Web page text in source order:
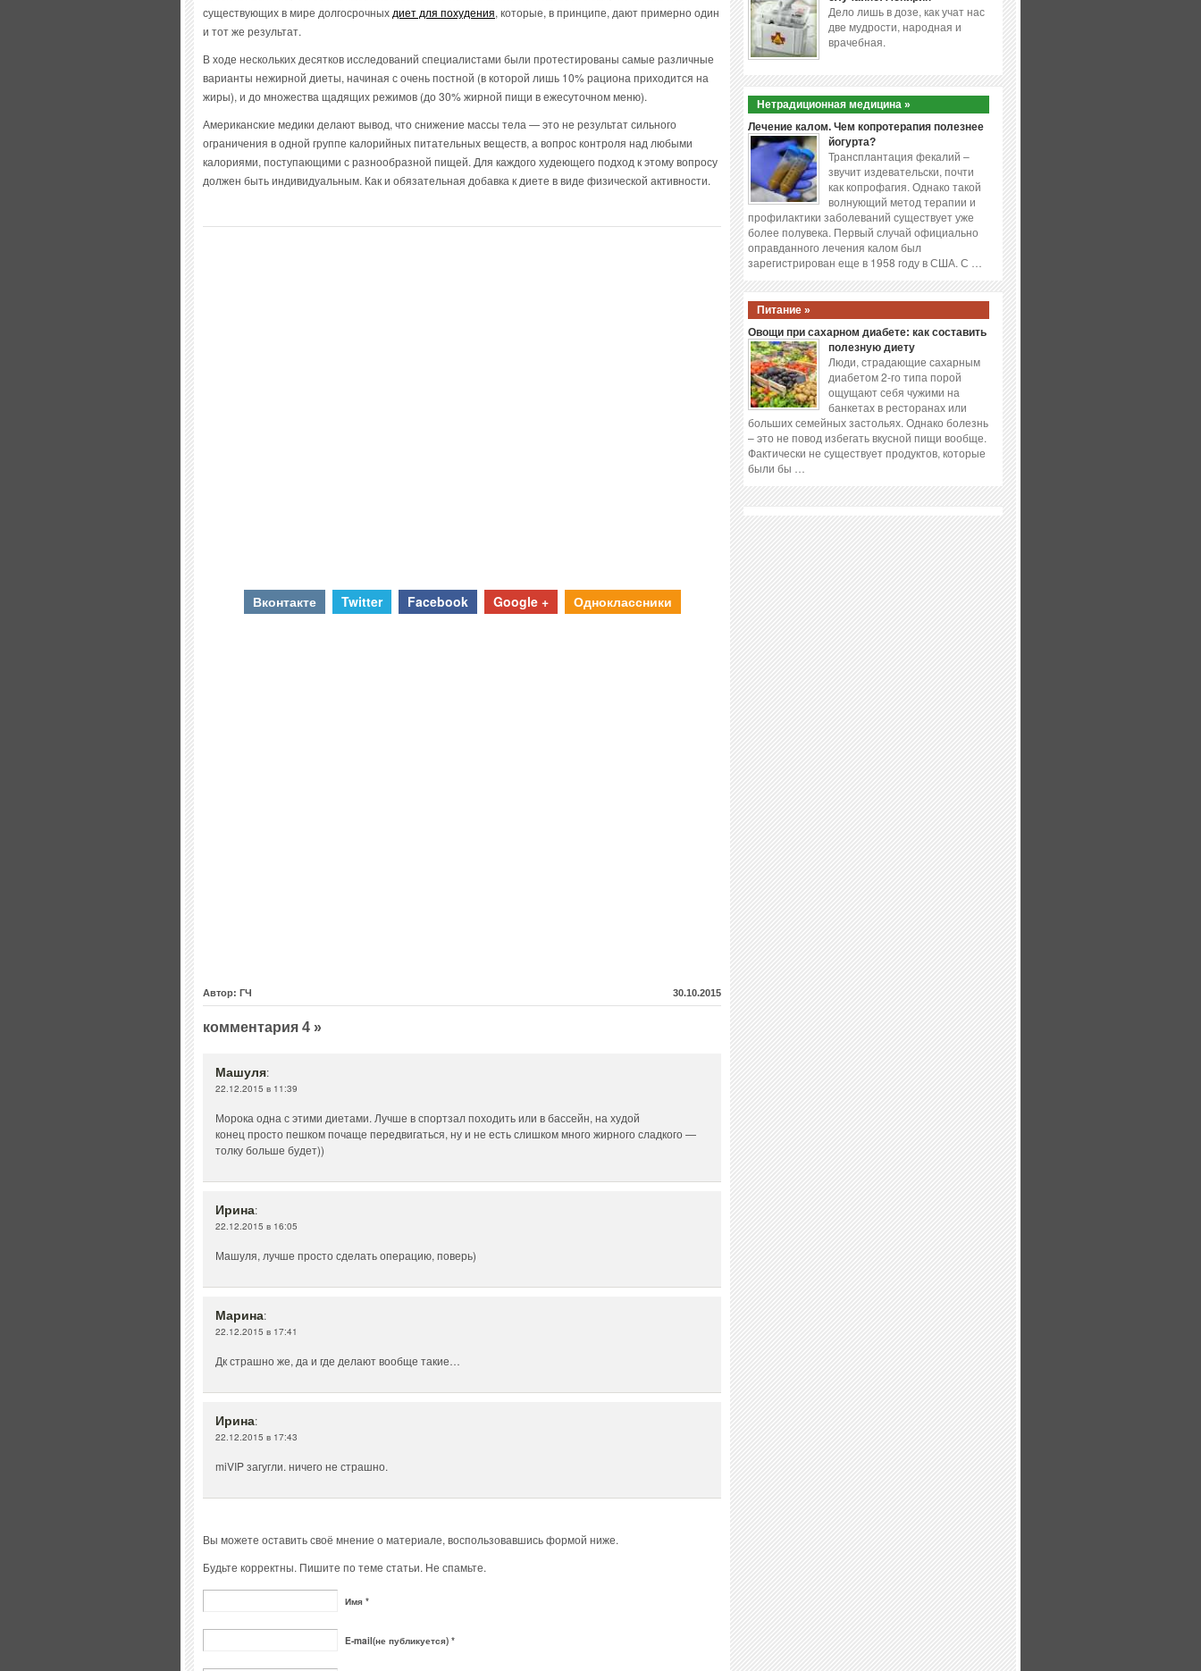
существующих в мире долгосрочных диет для похудения, которые, в принципе, дают примерно один
и тот же результат.
В ходе нескольких десятков исследований специалистами были протестированы самые различные
варианты нежирной диеты, начиная с очень постной (в которой лишь 10% рациона приходится на
жиры), и до множества щадящих режимов (до 30% жирной пищи в ежесуточном меню).
Американские медики делают вывод, что снижение массы тела — это не результат сильного
ограничения в одной группе калорийных питательных веществ, а вопрос контроля над любыми
калориями, поступающими с разнообразной пищей. Для каждого худеющего подход к этому вопросу
должен быть индивидуальным. Как и обязательная добавка к диете в виде физической активности.
Вконтакте Twitter Facebook Google + Одноклассники
Автор: ГЧ 30.10.2015
комментария 4 »
Машуля:
22.12.2015 в 11:39
Морока одна с этими диетами. Лучше в спортзал походить или в бассейн, на худой
конец просто пешком почаще передвигаться, ну и не есть слишком много жирного сладкого —
толку больше будет))
Ирина:
22.12.2015 в 16:05
Машуля, лучше просто сделать операцию, поверь)
Марина:
22.12.2015 в 17:41
Дк страшно же, да и где делают вообще такие…
Ирина:
22.12.2015 в 17:43
miVIP загугли. ничего не страшно.
Вы можете оставить своё мнение о материале, воспользовавшись формой ниже.
Будьте корректны. Пишите по теме статьи. Не спамьте.
Имя *
E-mail(не публикуется) *
Дело лишь в дозе, как учат нас
две мудрости, народная и
врачебная.
Нетрадиционная медицина »
Лечение калом. Чем копротерапия полезнее
йогурта?
Трансплантация фекалий –
звучит издевательски, почти
как копрофагия. Однако такой
волнующий метод терапии и
профилактики заболеваний существует уже
более полувека. Первый случай официально
оправданного лечения калом был
зарегистрирован еще в 1958 году в США. С …
Питание »
Овощи при сахарном диабете: как составить
полезную диету
Люди, страдающие сахарным
диабетом 2-го типа порой
ощущают себя чужими на
банкетах в ресторанах или
больших семейных застольях. Однако болезнь
– это не повод избегать вкусной пищи вообще.
Фактически не существует продуктов, которые
были бы …